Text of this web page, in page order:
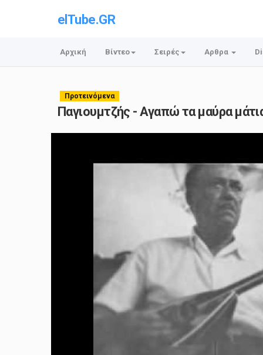
elTube.GR
Αρχική Βίντεο Σειρές Αρθρα
Προτεινόμενα
Παγιουμτζής - Αγαπώ τα μαύρα